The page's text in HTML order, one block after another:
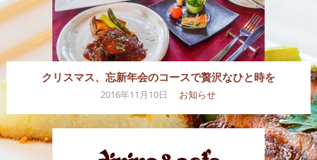
クリスマス、忘新年会のコースで贅沢なひと時を
2016年11月10日 お知らせ